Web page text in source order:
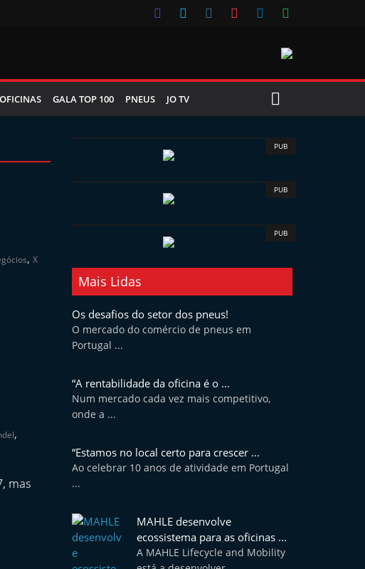
GALA TOP 100 PNEUS JO TV
, X
,
mas
PUB
PUB
PUB
Mais Lidas
Os desafios do setor dos pneus!
O mercado do comércio de pneus em
Portugal ...
“A rentabilidade da oficina é o ...
Num mercado cada vez mais competitivo,
onde a ...
“Estamos no local certo para crescer ...
Ao celebrar 10 anos de atividade em Portugal
...
MAHLE desenvolve
ecossistema para as oficinas ...
A MAHLE Lifecycle and Mobility